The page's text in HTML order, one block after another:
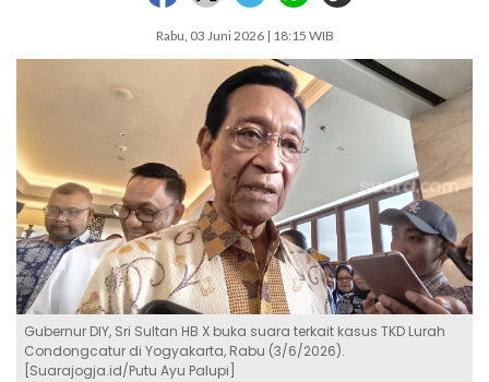
Rabu, 03 Juni 2026 | 18:15 WIB
Gubernur DIY, Sri Sultan HB X buka suara terkait kasus TKD Lurah
Condongcatur di Yogyakarta, Rabu (3/6/2026).
[Suarajogja.id/Putu Ayu Palupi]